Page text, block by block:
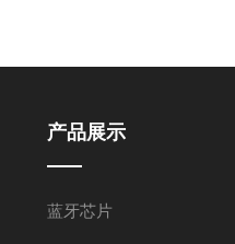
产品展示
蓝牙芯片